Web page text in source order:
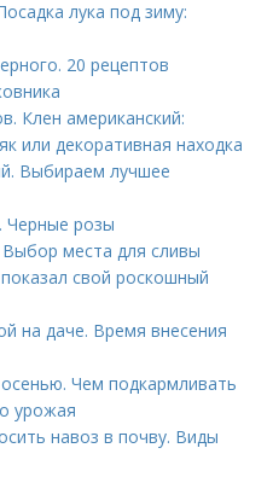
лука под зиму:
20 рецептов
Клен американский:
или декоративная находка
Выбираем лучшее
Черные розы
места для сливы
свой роскошный
на даче. Время внесения
Чем подкармливать
урожая
навоз в почву. Виды